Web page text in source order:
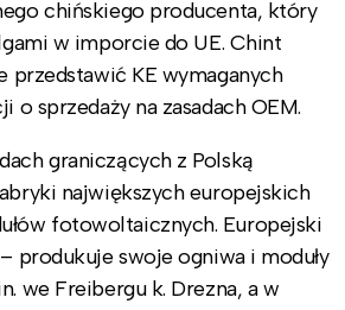
chińskiego producenta, który
w imporcie do UE. Chint
przedstawić KE wymaganych
o sprzedaży na zasadach OEM.
graniczących z Polską
największych europejskich
fotowoltaicznych. Europejski
produkuje swoje ogniwa i moduły
we Freibergu k. Drezna, a w